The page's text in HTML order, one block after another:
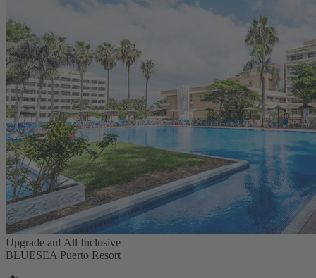
Upgrade auf All Inclusive
BLUESEA Puerto Resort